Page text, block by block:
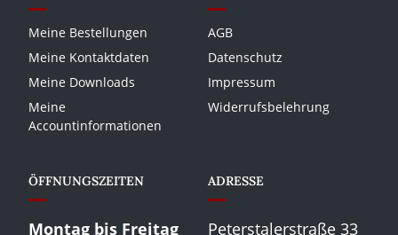
Meine Bestellungen
Meine Kontaktdaten
Meine Downloads
Meine
Accountinformationen
AGB
Datenschutz
Impressum
Widerrufsbelehrung
ÖFFNUNGSZEITEN
Montag bis Freitag
ADRESSE
Peterstalerstraße 33